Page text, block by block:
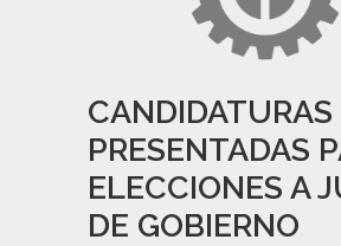
CANDIDATURAS
PRESENTADAS
ELECCIONES A
DE GOBIERNO